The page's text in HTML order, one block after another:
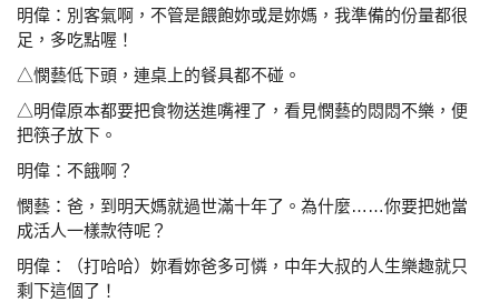
明偉：別客氣啊，不管是餵飽妳或是妳媽，我準備的份量都很
足，多吃點喔！
△憫藝低下頭，連桌上的餐具都不碰。
△明偉原本都要把食物送進嘴裡了，看見憫藝的悶悶不樂，便
把筷子放下。
明偉：不餓啊？
憫藝：爸，到明天媽就過世滿十年了。為什麼……你要把她當
成活人一樣款待呢？
明偉：（打哈哈）妳看妳爸多可憐，中年大叔的人生樂趣就只
剩下這個了！